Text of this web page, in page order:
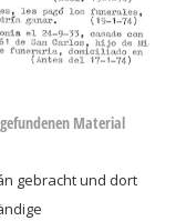
Material
gebracht und dort